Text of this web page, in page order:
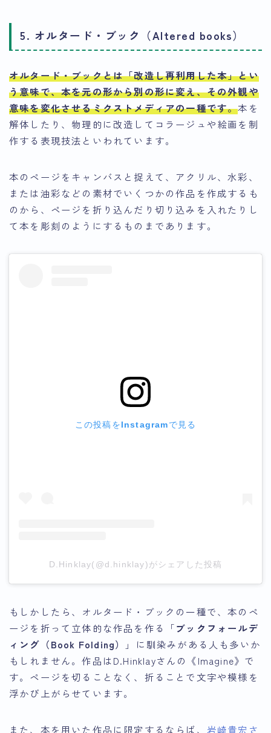
5. オルタード・ブック（Altered books）
オルタード・ブックとは「改造し再利用した本」とい
う意味で、本を元の形から別の形に変え、その外観や
意味を変化させるミクストメディアの一種です。本を
解体したり、物理的に改造してコラージュや絵画を制
作する表現技法といわれています。
本のページをキャンバスと捉えて、アクリル、水彩、
または油彩などの素材でいくつかの作品を作成するも
のから、ページを折り込んだり切り込みを入れたりし
て本を彫刻のようにするものまであります。
この投稿をInstagramで見る
D.Hinklay(@d.hinklay)がシェアした投稿
もしかしたら、オルタード・ブックの一種で、本のペ
ージを折って立体的な作品を作る「ブックフォールデ
ィング（Book Folding）
」に馴染みがある人も多いか
もしれません。作品はD.Hinklayさんの《Imagine》で
す。ページを切ることなく、折ることで文字や模様を
浮かび上がらせています。
また、本を用いた作品に限定するならば、 岩崎貴宏さ